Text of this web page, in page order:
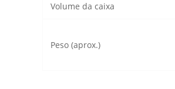
Volume da caixa
Peso (aprox.)